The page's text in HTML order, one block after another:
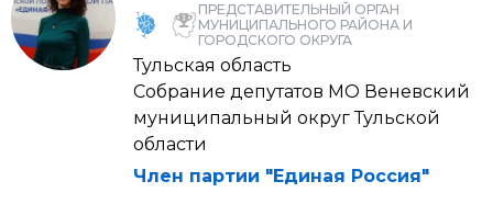
ПРЕДСТАВИТЕЛЬНЫЙ ОРГАН
МУНИЦИПАЛЬНОГО РАЙОНА И
ГОРОДСКОГО ОКРУГА
Тульская область
Собрание депутатов МО Веневский
муниципальный округ Тульской
области
Член партии "Единая Россия"